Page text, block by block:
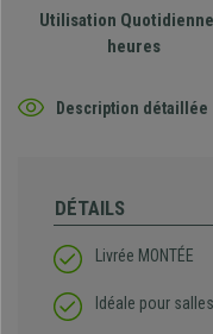
Utilisation
heures
Description détaillée
DÉTAILS
Livrée MONTÉE
Idéale pour